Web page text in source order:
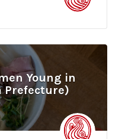
Young in
Prefecture)